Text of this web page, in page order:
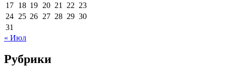
17 18 19 20 21 22 23
24 25 26 27 28 29 30
31
« Июл
Рубрики